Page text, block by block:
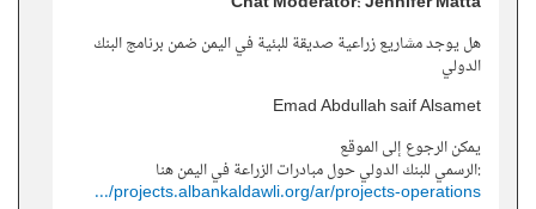
هل يوجد مشاريع زراعية صديقة للبئية في اليمن ضمن برنامج البنك
الدولي
Emad Abdullah saif Alsamet
يمكن الرجوع إلى الموقع
:الرسمي للبنك الدولي حول مبادرات الزراعة في اليمن هنا
projects.albankaldawli.org/ar/projects-operations/...